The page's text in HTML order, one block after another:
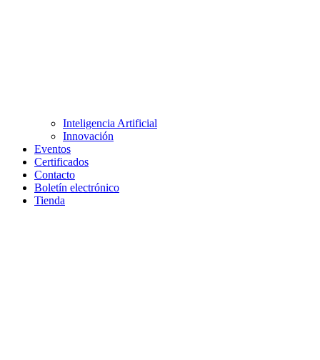
Inteligencia Artificial
Innovación
Eventos
Certificados
Contacto
Boletín electrónico
Tienda